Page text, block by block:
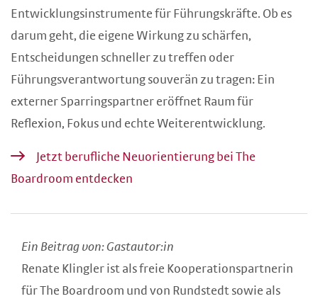
Entwicklungsinstrumente für Führungskräfte. Ob es
darum geht, die eigene Wirkung zu schärfen,
Entscheidungen schneller zu treffen oder
Führungsverantwortung souverän zu tragen: Ein
externer Sparringspartner eröffnet Raum für
Reflexion, Fokus und echte Weiterentwicklung.
Jetzt berufliche Neuorientierung bei The
Boardroom entdecken
Ein Beitrag von: Gastautor:in
Renate Klingler ist als freie Kooperationspartnerin
für The Boardroom und von Rundstedt sowie als